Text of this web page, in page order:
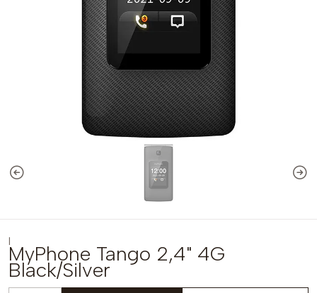
|
MyPhone Tango 2,4" 4G
Black/Silver